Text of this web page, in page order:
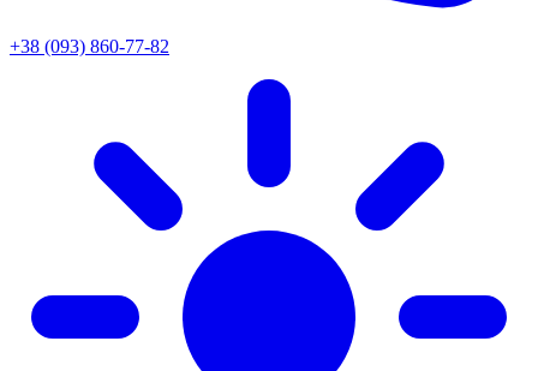
+38 (093) 860-77-82